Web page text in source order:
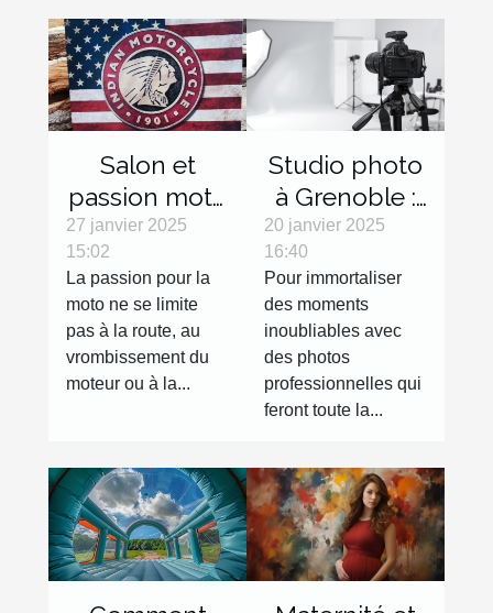
Salon et
passion moto
: les objets
décoration
qui feront
toute la
différence
27 janvier 2025
15:02
La passion pour la
moto ne se limite
pas à la route, au
vrombissement du
moteur ou à la...
Studio photo
à Grenoble :
réalisez des
clichés de
qualité !
20 janvier 2025
16:40
Pour immortaliser
des moments
inoubliables avec
des photos
professionnelles qui
feront toute la...